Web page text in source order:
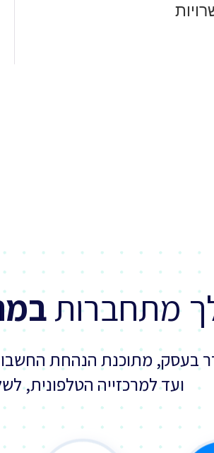
מתחברות
בעסק, מתוכנת הנהחת
ועד למרכזייה הטלפונית,